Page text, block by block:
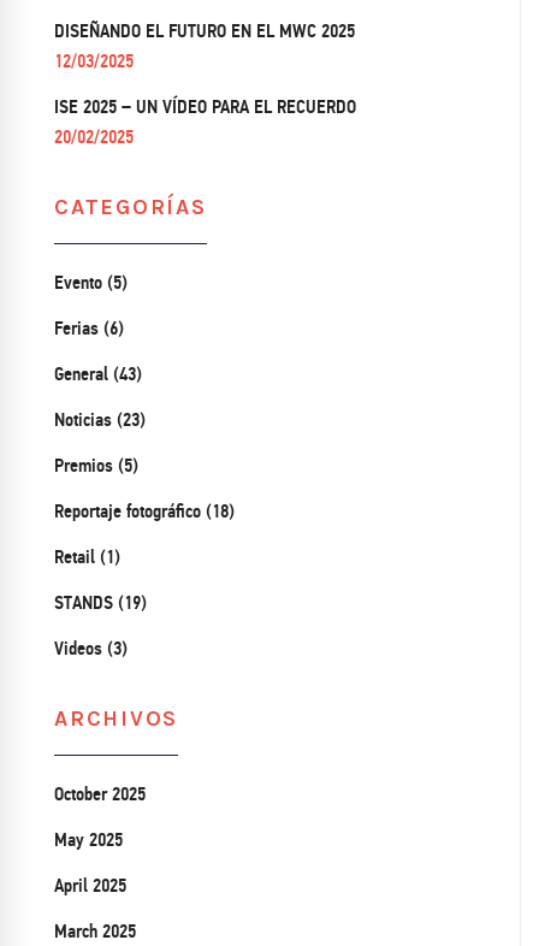
DISEÑANDO EL FUTURO EN EL MWC 2025
12/03/2025
ISE 2025 – UN VÍDEO PARA EL RECUERDO
20/02/2025
CATEGORÍAS
Evento (5)
Ferias (6)
General (43)
Noticias (23)
Premios (5)
Reportaje fotográfico (18)
Retail (1)
STANDS (19)
Videos (3)
ARCHIVOS
October 2025
May 2025
April 2025
March 2025